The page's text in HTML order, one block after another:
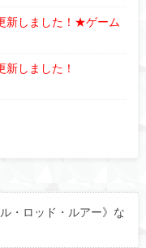
新しました！★ゲーム
新しました！
・ロッド・ルアー》な